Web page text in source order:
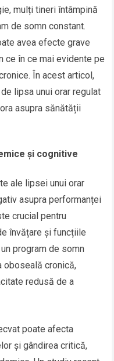
mulți tineri întâmpină
de somn constant.
avea efecte grave
ce în ce mai evidente pe
În acest articol,
lipsa unui orar regulat
asupra sănătății
și cognitive
ale lipsei unui orar
asupra performanței
crucial pentru
învățare și funcțiile
program de somn
oboseală cronică,
redusă de a
poate afecta
și gândirea critică,